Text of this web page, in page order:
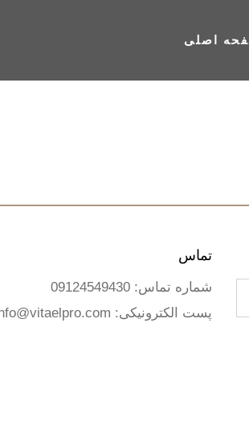
اصلی
تماس
شماره تماس: 09124549430
پست الکترونیکی: